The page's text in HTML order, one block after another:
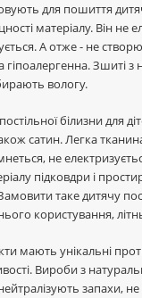
для пошиття
матеріалу. Він не
А отже - не
гіпоалергенна. Зшиті
вологу.
білизни для
сатин. Легка
не
підковдри і
таке дитячу
користування,
мають унікальні
Вироби з
запахи,